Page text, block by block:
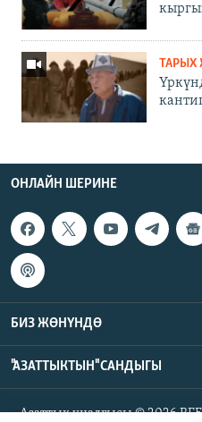
ТАРЫХ
ОНЛАЙН ШЕРИНЕ
БИЗ ЖӨНҮНДӨ
"АЗАТТЫКТЫН" САНДЫГЫ
Азаттык үналгысы © 2026